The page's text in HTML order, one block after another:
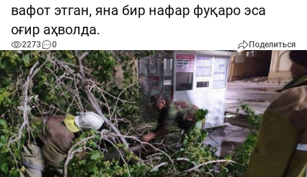
вафот этган, яна бир нафар фуқаро эса
оғир аҳволда.
2273 0 Поделиться